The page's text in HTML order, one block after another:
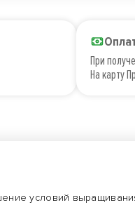
При
На карту
условий